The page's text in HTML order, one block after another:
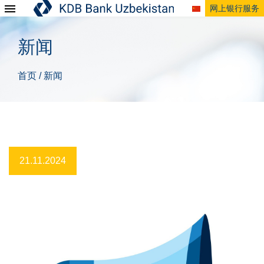
网上银行服务
新闻
首页 / 新闻
21.11.2024